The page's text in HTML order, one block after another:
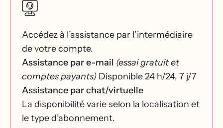
Accédez à l’assistance par l’intermédiaire
de votre compte.
Assistance par e-mail (essai gratuit et
comptes payants) Disponible 24 h/24, 7 j/7
Assistance par chat/virtuelle
La disponibilité varie selon la localisation et
le type d’abonnement.